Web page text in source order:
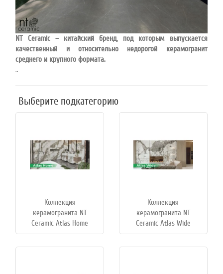
NT Ceramic – китайский бренд, под которым выпускается
качественный и относительно недорогой керамогранит
среднего и крупного формата.
..
Выберите подкатегорию
Коллекция
керамогранита NT
Ceramic Atlas Home
Коллекция
керамогранита NT
Ceramic Atlas Wide